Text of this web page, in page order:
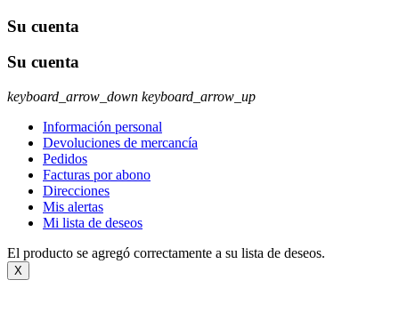
Su cuenta
Su cuenta
keyboard_arrow_down keyboard_arrow_up
Información personal
Devoluciones de mercancía
Pedidos
Facturas por abono
Direcciones
Mis alertas
Mi lista de deseos
El producto se agregó correctamente a su lista de deseos.
X